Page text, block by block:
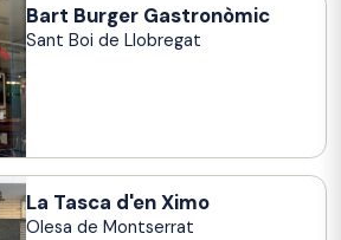
Bart Burger Gastronòmic
Sant Boi de Llobregat
La Tasca d'en Ximo
Olesa de Montserrat